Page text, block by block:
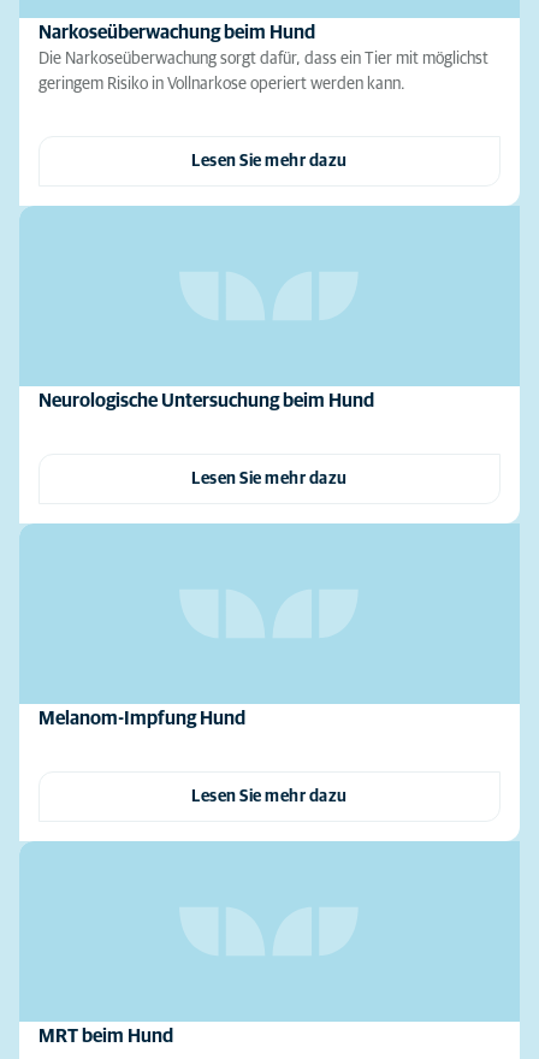
Narkoseüberwachung beim Hund
Die Narkoseüberwachung sorgt dafür, dass ein Tier mit möglichst
geringem Risiko in Vollnarkose operiert werden kann.
Lesen Sie mehr dazu
Neurologische Untersuchung beim Hund
Lesen Sie mehr dazu
Melanom-Impfung Hund
Lesen Sie mehr dazu
MRT beim Hund